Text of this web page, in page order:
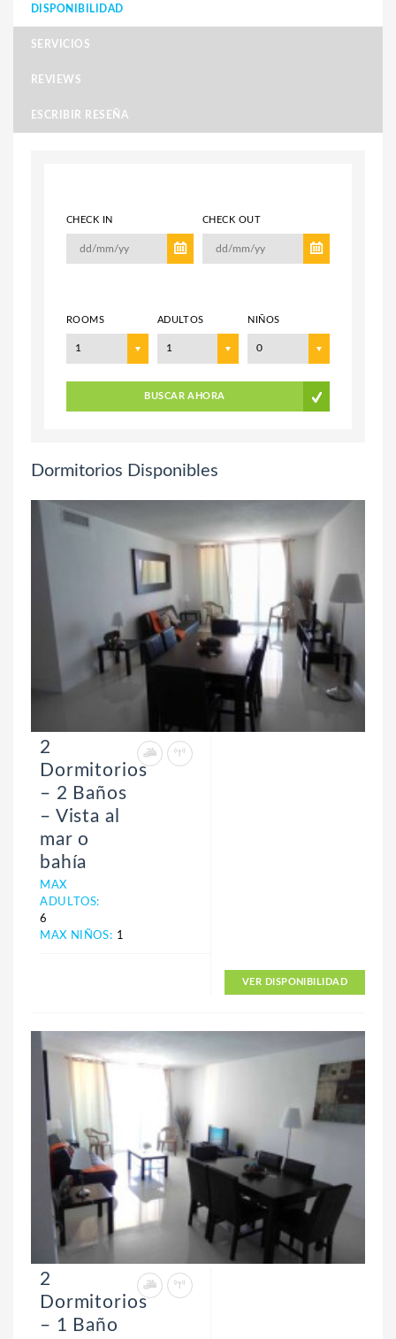
DISPONIBILIDAD
SERVICIOS
REVIEWS
ESCRIBIR RESEÑA
CHECK IN CHECK OUT
ROOMS
1
ADULTOS
1
NIÑOS
0
BUSCAR AHORA
Dormitorios Disponibles
2
Dormitorios
– 2 Baños
– Vista al
mar o
bahía
MAX
ADULTOS:
6
MAX NIÑOS: 1
VER DISPONIBILIDAD
2
Dormitorios
– 1 Baño